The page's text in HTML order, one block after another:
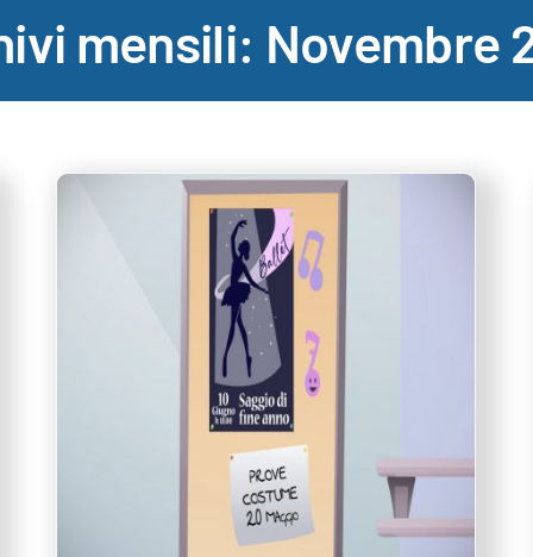
mensili: Novembre
SAFE PLACE SAFE PLAY per
i giovani atleti